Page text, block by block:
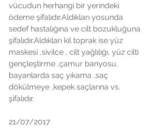
vücudun herhangi bir yerindeki
ödeme şifalıdır.Aldıkları yosunda
sedef hastalığına ve cilt bozukluğuna
şifalıdır.Aldıkları kil toprak ise yüz
maskesi ,sivilce , cilt yağlılığı, yüz cilti
gençleştirme ,çamur banyosu,
bayanlarda saç yıkama ,saç
dökülmeye ,kepek saçlarına vs.
şifalıdır.
21/07/2017